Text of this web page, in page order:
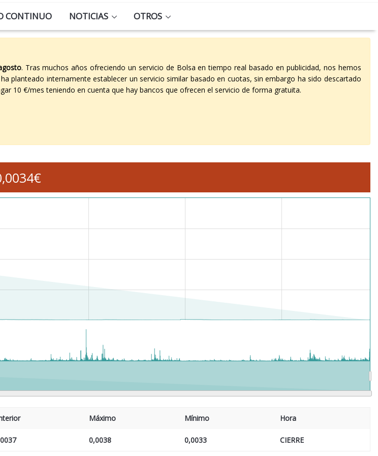
CONTINUO NOTICIAS OTROS
. Tras muchos años ofreciendo un servicio de Bolsa en tiempo real basado en publicidad, nos hemos
planteado internamente establecer un servicio similar basado en cuotas, sin embargo ha sido descartado
10 €/mes teniendo en cuenta que hay bancos que ofrecen el servicio de forma gratuita.
Máximo Mínimo Hora
0,0038 0,0033 CIERRE